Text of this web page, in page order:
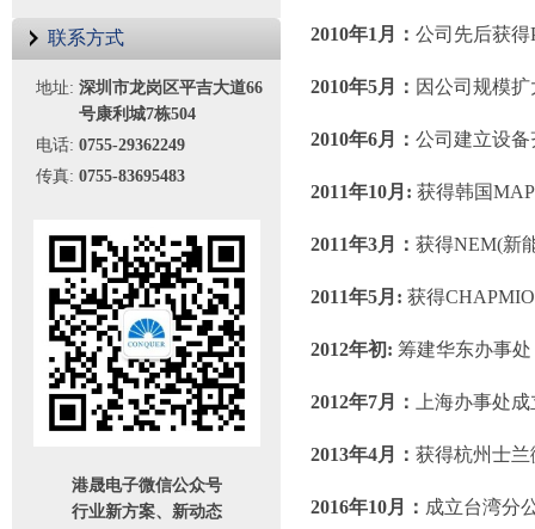
联系方式
地址: 深圳市龙岗区平吉大道66
号康利城7栋504
电话: 0755-29362249
传真: 0755-83695483
港晟电子微信公众号
行业新方案、新动态
2010年1月： 公司先后获
2010年5月： 因公司规模
2010年6月： 公司建立设
2011年10月: 获得韩国
2011年3月： 获得NEM(新
2011年5月: 获得
2012年初: 筹建华东办事处
2012年7月： 上海办事处成
2013年4月： 获得杭州士兰
2016年10月： 成立台湾分